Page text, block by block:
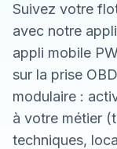
Suivez votre
avec notre
appli mobile
sur la prise
modulaire :
à votre métier
techniques,